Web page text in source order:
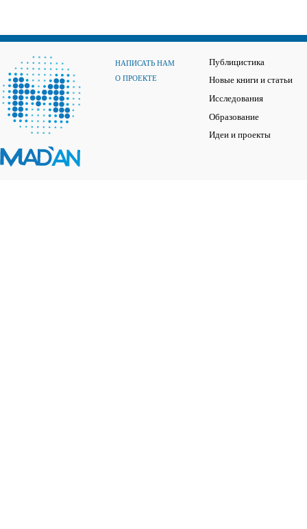
НАПИСАТЬ НАМ
О ПРОЕКТЕ
Публицистика
Новые книги и статьи
Исследования
Образование
Идеи и проекты